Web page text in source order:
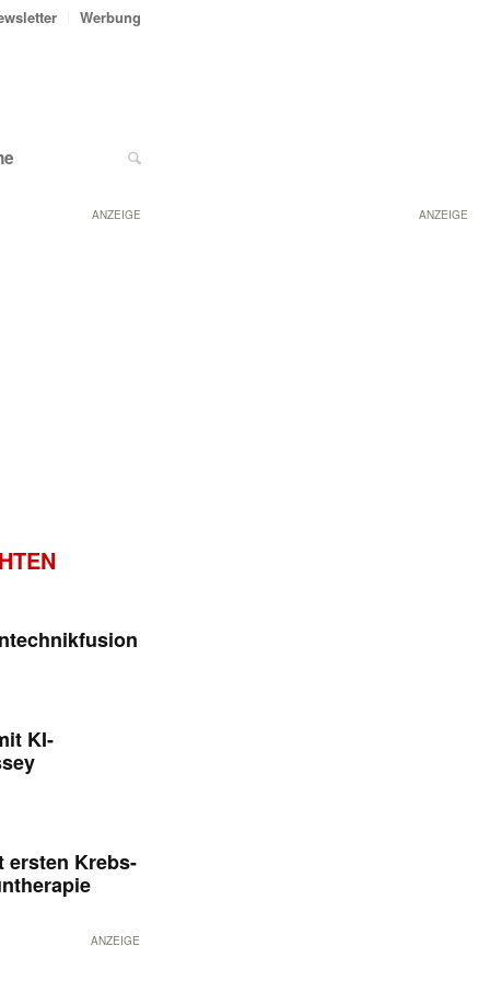
ANZEIGE
Werbung
ANZEIGE
KI-
ersten Krebs-
ANZEIGE